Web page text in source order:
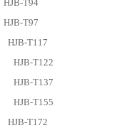
HJB-T94
HJB-T97
HJB-T117
HJB-T122
HJB-T137
HJB-T155
HJB-T172